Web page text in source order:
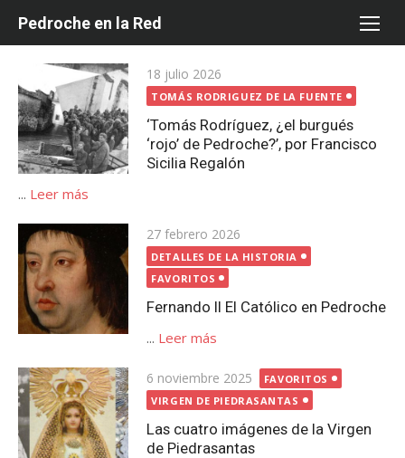
Pedroche en la Red
Publicada
el
18 julio 2026
TOMÁS RODRIGUEZ DE LA FUENTE
‘Tomás Rodríguez, ¿el burgués
‘rojo’ de Pedroche?’, por Francisco
Sicilia Regalón
... Leer más
Publicada
el
27 febrero 2026
DETALLES DE LA HISTORIA
FAVORITOS
Fernando II El Católico en Pedroche
... Leer más
Publicada
el
6 noviembre 2025
FAVORITOS
VIRGEN DE PIEDRASANTAS
Las cuatro imágenes de la Virgen
de Piedrasantas